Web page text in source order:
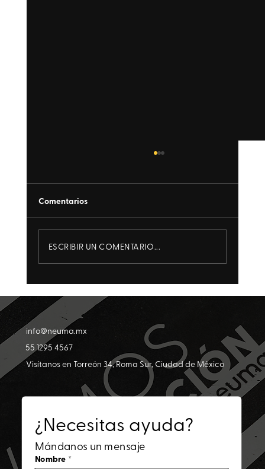
marcaron el 2025
Comentarios
ESCRIBIR UN COMENTARIO...
¿Necesitas ayuda?
Mándanos un mensaje
Nombre *
info@neuma.mx
55 1295 4567
Visítanos en Torreón 34, Roma Sur, Ciudad de México